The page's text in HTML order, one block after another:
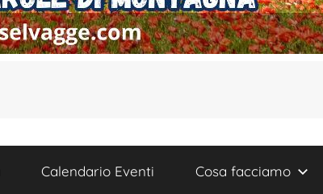
Calendario Eventi Cosa facciamo